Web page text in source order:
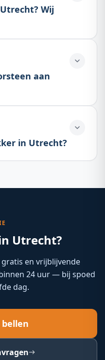
Wij
aan
in Utrecht?
Utrecht?
en vrijblijvende
24 uur — bij spoed
dag.